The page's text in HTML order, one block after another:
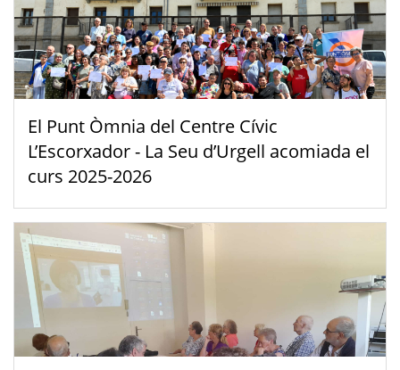
El Punt Òmnia del Centre Cívic
L’Escorxador - La Seu d’Urgell acomiada el
curs 2025-2026